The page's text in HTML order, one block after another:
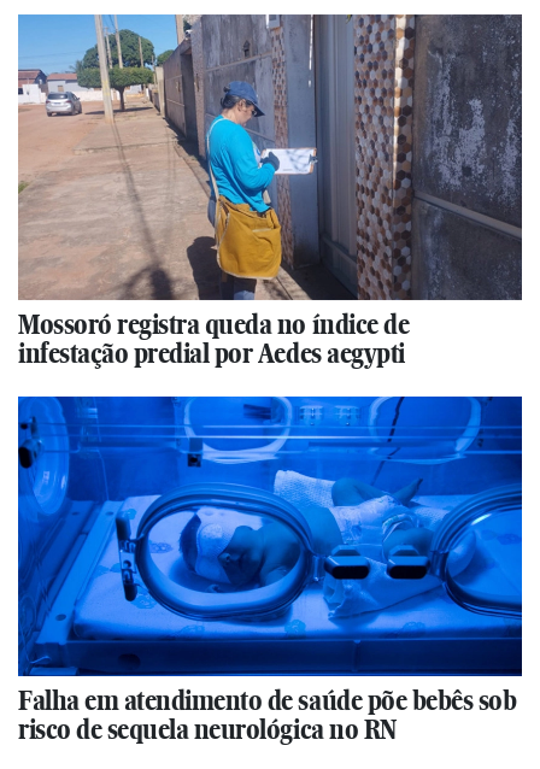
Mossoró registra queda no índice de
infestação predial por Aedes aegypti
Falha em atendimento de saúde põe bebês sob
risco de sequela neurológica no RN